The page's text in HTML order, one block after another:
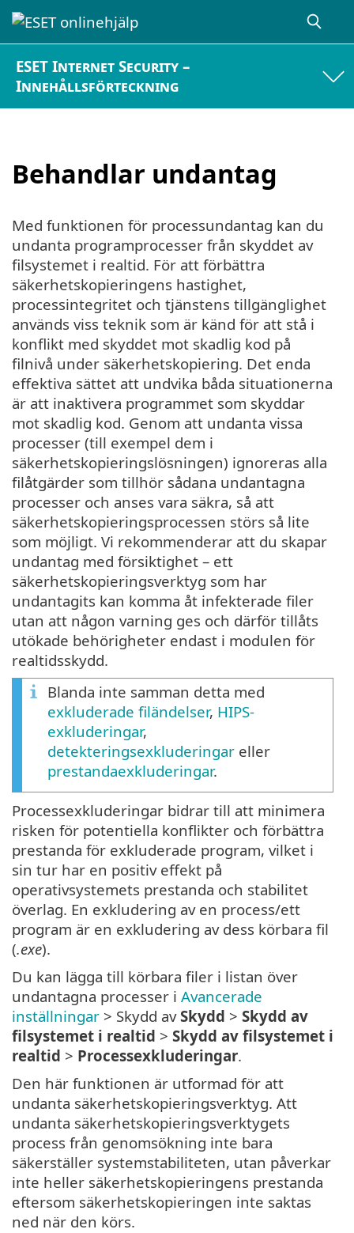
ESET Internet Security –
Innehållsförteckning
Behandlar undantag
Med funktionen för processundantag kan du
undanta programprocesser från skyddet av
filsystemet i realtid. För att förbättra
säkerhetskopieringens hastighet,
processintegritet och tjänstens tillgänglighet
används viss teknik som är känd för att stå i
konflikt med skyddet mot skadlig kod på
filnivå under säkerhetskopiering. Det enda
effektiva sättet att undvika båda situationerna
är att inaktivera programmet som skyddar
mot skadlig kod. Genom att undanta vissa
processer (till exempel dem i
säkerhetskopieringslösningen) ignoreras alla
filåtgärder som tillhör sådana undantagna
processer och anses vara säkra, så att
säkerhetskopieringsprocessen störs så lite
som möjligt. Vi rekommenderar att du skapar
undantag med försiktighet – ett
säkerhetskopieringsverktyg som har
undantagits kan komma åt infekterade filer
utan att någon varning ges och därför tillåts
utökade behörigheter endast i modulen för
realtidsskydd.
Blanda inte samman detta med
exkluderade filändelser, HIPS-
exkluderingar,
detekteringsexkluderingar eller
prestandaexkluderingar.
Processexkluderingar bidrar till att minimera
risken för potentiella konflikter och förbättra
prestanda för exkluderade program, vilket i
sin tur har en positiv effekt på
operativsystemets prestanda och stabilitet
överlag. En exkludering av en process/ett
program är en exkludering av dess körbara fil
(.exe).
Du kan lägga till körbara filer i listan över
undantagna processer i Avancerade
inställningar > Skydd avSkydd > Skydd av
filsystemet i realtid > Skydd av filsystemet i
realtid > Processexkluderingar.
Den här funktionen är utformad för att
undanta säkerhetskopieringsverktyg. Att
undanta säkerhetskopieringsverktygets
process från genomsökning inte bara
säkerställer systemstabiliteten, utan påverkar
inte heller säkerhetskopieringens prestanda
eftersom säkerhetskopieringen inte saktas
ned när den körs.